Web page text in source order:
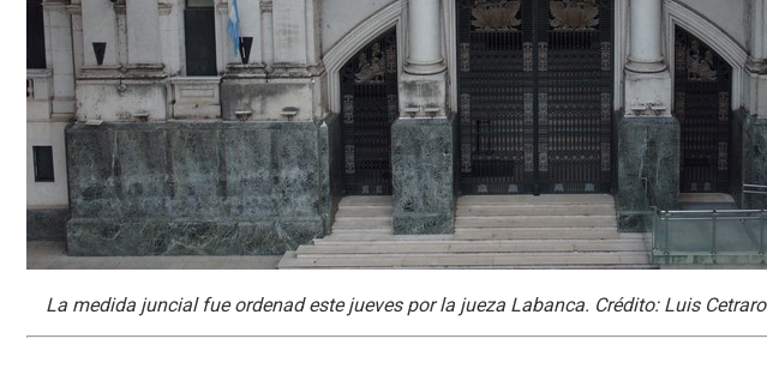
La medida juncial fue ordenad este jueves por la jueza Labanca. Crédito: Luis Cetraro